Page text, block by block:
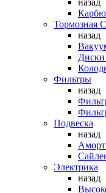
назад
Тормозная
назад
Диски
Фильтры
назад
Подвеска
назад
Электрика
назад